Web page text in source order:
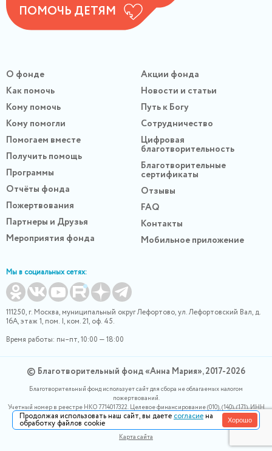
ПОМОЧЬ ДЕТЯМ
О фонде
Как помочь
Кому помочь
Кому помогли
Помогаем вместе
Получить помощь
Программы
Отчёты фонда
Пожертвования
Партнеры и Друзья
Мероприятия фонда
Акции фонда
Новости и статьи
Путь к Богу
Сотрудничество
Цифровая
благотворительность
Благотворительные
сертификаты
Отзывы
FAQ
Контакты
Мобильное приложение
Мы в социальных сетях:
111250, г. Москва, муниципальный округ Лефортово, ул. Лефортовский Вал, д.
16А, этаж 1, пом. I, ком. 21, оф. 45.
Время работы: пн–пт, 10:00 — 18:00
© Благотворительный фонд «Анна Мария», 2017-2026
Благотворительный фонд использует сайт для сбора не облагаемых налогом
пожертвований.
Учетный номер в реестре НКО 7714017322. Целевое финансирование (010), (140), (171). ИНН
0400007265, ОГРН 1180400000220. Номер в реестре Роскомнадзора 77-24-166339
Политика конфидециальности
Карта сайта
Продолжая использовать наш сайт, вы даете согласиена
обработку файлов cookie Хорошо